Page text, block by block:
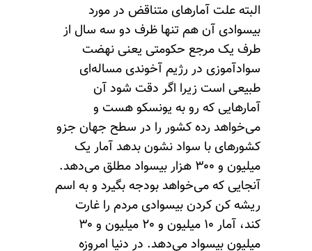
البته علت آمارهای متناقض در مورد
بیسوادی آن هم تنها ظرف دو سه سال از
طرف یک مرجع حکومتی یعنی نهضت
سوادآموزی در رژیم آخوندی مساله‌ای
طبیعی است زیرا اگر دقت شود آن
آمارهایی که رو به یونسکو هست و
می‌خواهد رده کشور را در سطح جهان جزو
کشورهای با سواد نشون بدهد آمار یک
میلیون و ۳۰۰ هزار بیسواد مطلق می‌دهد.
آنجایی که می‌خواهد بودجه بگیرد و به اسم
ریشه کن کردن بیسوادی مردم را غارت
کند، آمار ۱۰ میلیون و ۲۰ میلیون و ۳۰
میلیون بیسواد می‌دهد. در دنیا امروزه